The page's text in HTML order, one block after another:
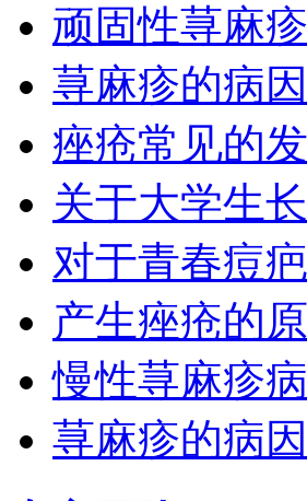
顽固性荨麻
荨麻疹的病
痤疮常见的
关于大学生
对于青春痘
产生痤疮的
慢性荨麻疹
荨麻疹的病